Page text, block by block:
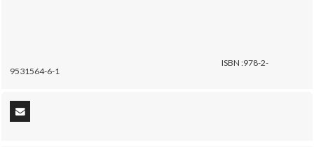
ISBN :978-2-
9531564-6-1